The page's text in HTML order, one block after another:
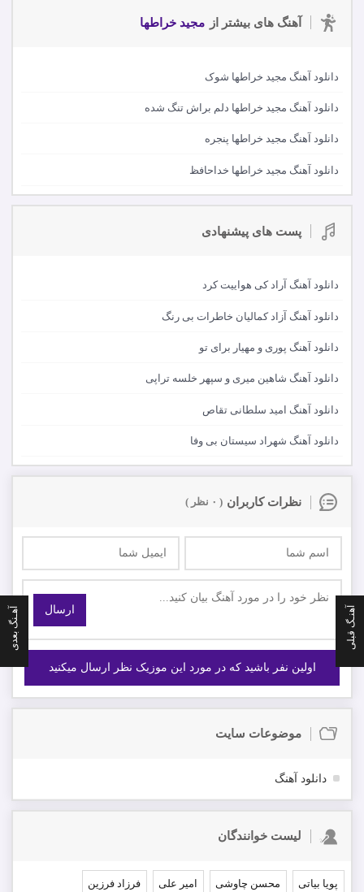
آهنگ های بیشتر از مجید خراطها
دانلود آهنگ مجید خراطها شوک
دانلود آهنگ مجید خراطها دلم براش تنگ شده
دانلود آهنگ مجید خراطها پنجره
دانلود آهنگ مجید خراطها خداحافظ
پست های پیشنهادی
دانلود آهنگ آراد کی هواییت کرد
دانلود آهنگ آزاد کمالیان خاطرات بی رنگ
دانلود آهنگ پوری و مهیار برای تو
دانلود آهنگ شاهین میری و سپهر خلسه تراپی
دانلود آهنگ امید سلطانی تقاص
دانلود آهنگ شهراد سیستان بی وفا
نظرات کاربران ( ۰ نظر )
ارسال
اولین نفر باشید که در مورد این موزیک نظر ارسال میکنید
آهنـگ قبلی آهـنگ بعدی
موضوعات سایت
دانلود آهنگ
لیست خوانندگان
پویا بیاتی محسن چاوشی امیر علی فرزاد فرزین